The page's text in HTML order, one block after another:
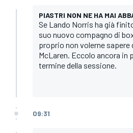
PIASTRI NON NE HA MAI
Se Lando Norris ha già
suo nuovo compagno di
proprio non volerne sapere
McLaren. Eccolo ancora in
termine della sessione.
09:31